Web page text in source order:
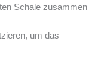
Schale zusammen
um das